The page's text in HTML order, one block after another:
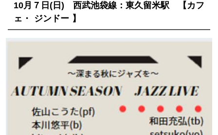
10月７日(日) 西武池袋線：東久留米駅 【カフ
ェ・ ジンドー 】